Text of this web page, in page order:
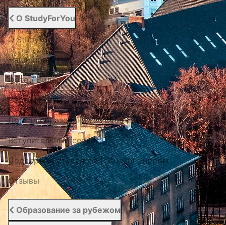
О StudyForYou
О StudyForYou
Наши проекты
Фото / Видео
Cертификаты
Портал образования за рубежом
Вступительный сервис
Поддержка студентов | Student Support
Отзывы
Образование за рубежом